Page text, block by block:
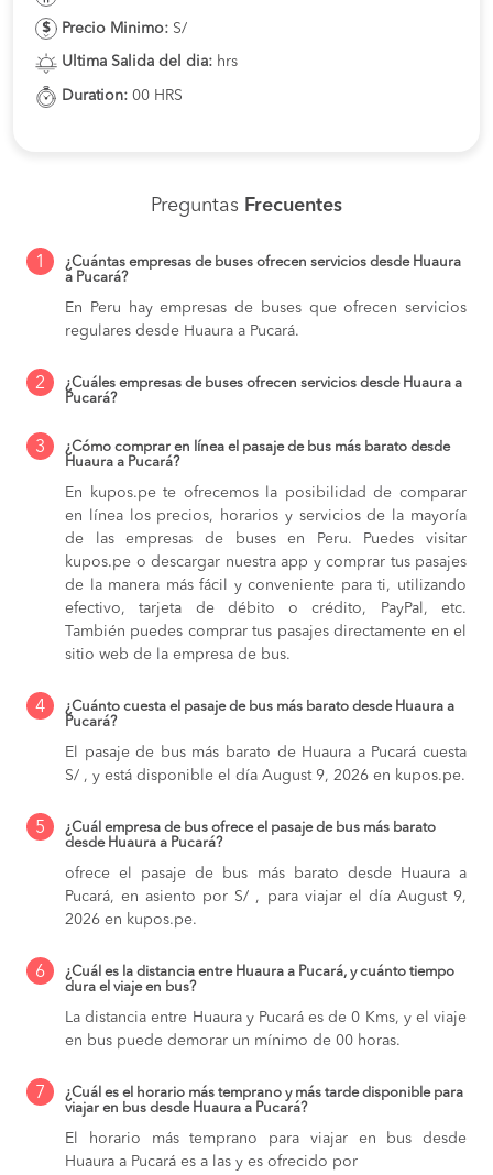
Precio Minimo: S/
Ultima Salida del dia: hrs
Duration: 00 HRS
Preguntas Frecuentes
1
¿Cuántas empresas de buses ofrecen servicios desde Huaura
a Pucará?
En Peru hay empresas de buses que ofrecen servicios
regulares desde Huaura a Pucará.
2
¿Cuáles empresas de buses ofrecen servicios desde Huaura a
Pucará?
3
¿Cómo comprar en línea el pasaje de bus más barato desde
Huaura a Pucará?
En kupos.pe te ofrecemos la posibilidad de comparar
en línea los precios, horarios y servicios de la mayoría
de las empresas de buses en Peru. Puedes visitar
kupos.pe o descargar nuestra app y comprar tus pasajes
de la manera más fácil y conveniente para ti, utilizando
efectivo, tarjeta de débito o crédito, PayPal, etc.
También puedes comprar tus pasajes directamente en el
sitio web de la empresa de bus.
4
¿Cuánto cuesta el pasaje de bus más barato desde Huaura a
Pucará?
El pasaje de bus más barato de Huaura a Pucará cuesta
S/ , y está disponible el día August 9, 2026 en kupos.pe.
5
¿Cuál empresa de bus ofrece el pasaje de bus más barato
desde Huaura a Pucará?
ofrece el pasaje de bus más barato desde Huaura a
Pucará, en asiento por S/ , para viajar el día August 9,
2026 en kupos.pe.
6
¿Cuál es la distancia entre Huaura a Pucará, y cuánto tiempo
dura el viaje en bus?
La distancia entre Huaura y Pucará es de 0 Kms, y el viaje
en bus puede demorar un mínimo de 00 horas.
7
¿Cuál es el horario más temprano y más tarde disponible para
viajar en bus desde Huaura a Pucará?
El horario más temprano para viajar en bus desde
Huaura a Pucará es a las y es ofrecido por